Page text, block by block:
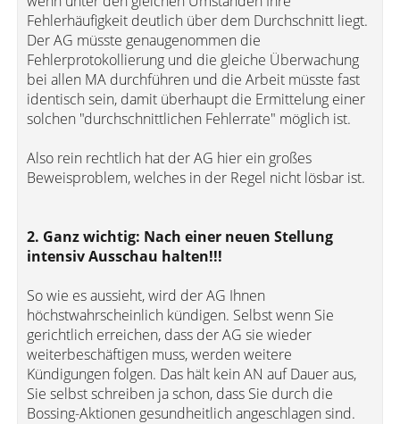
Fehlerhäufigkeit deutlich über dem Durchschnitt liegt.
Der AG müsste genaugenommen die
Fehlerprotokollierung und die gleiche Überwachung
bei allen MA durchführen und die Arbeit müsste fast
identisch sein, damit überhaupt die Ermittelung einer
solchen "durchschnittlichen Fehlerrate" möglich ist.
Also rein rechtlich hat der AG hier ein großes
Beweisproblem, welches in der Regel nicht lösbar ist.
2. Ganz wichtig: Nach einer neuen Stellung
intensiv Ausschau halten!!!
So wie es aussieht, wird der AG Ihnen
höchstwahrscheinlich kündigen. Selbst wenn Sie
gerichtlich erreichen, dass der AG sie wieder
weiterbeschäftigen muss, werden weitere
Kündigungen folgen. Das hält kein AN auf Dauer aus,
Sie selbst schreiben ja schon, dass Sie durch die
Bossing-Aktionen gesundheitlich angeschlagen sind.